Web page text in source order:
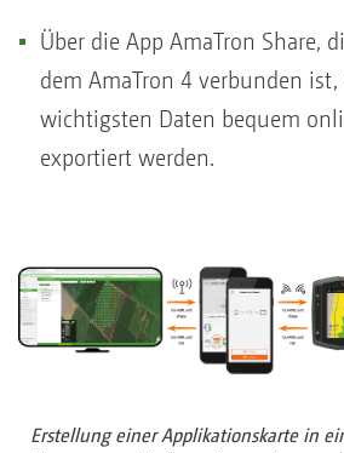
Über die App AmaTron Share,
dem AmaTron 4 verbunden
wichtigsten Daten bequem
exportiert werden.
Erstellung einer Applikationskarte in